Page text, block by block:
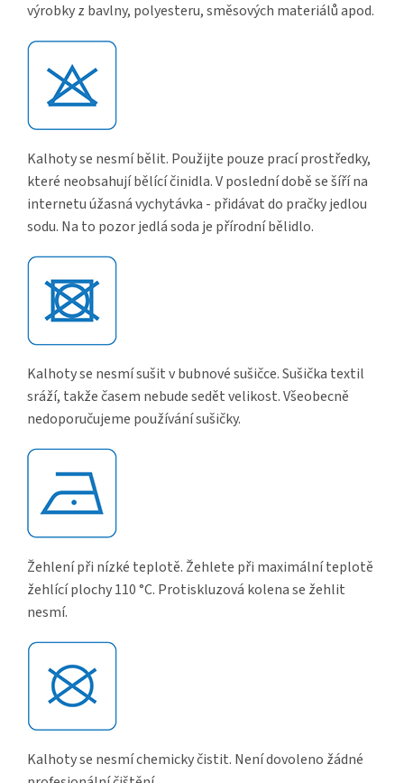
výrobky z bavlny, polyesteru, směsových materiálů apod.
Kalhoty se nesmí bělit. Použijte pouze prací prostředky,
které neobsahují bělící činidla. V poslední době se šíří na
internetu úžasná vychytávka - přidávat do pračky jedlou
sodu. Na to pozor jedlá soda je přírodní bělidlo.
Kalhoty se nesmí sušit v bubnové sušičce. Sušička textil
sráží, takže časem nebude sedět velikost. Všeobecně
nedoporučujeme používání sušičky.
Žehlení při nízké teplotě. Žehlete při maximální teplotě
žehlící plochy 110 °C. Protiskluzová kolena se žehlit
nesmí.
Kalhoty se nesmí chemicky čistit. Není dovoleno žádné